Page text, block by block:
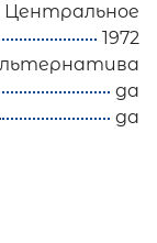
Центральное
1972
да
да